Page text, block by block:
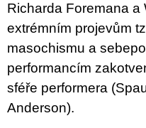
Richarda Foremana a
extrémním projevům
masochismu a
performancím
sféře performera
Anderson).